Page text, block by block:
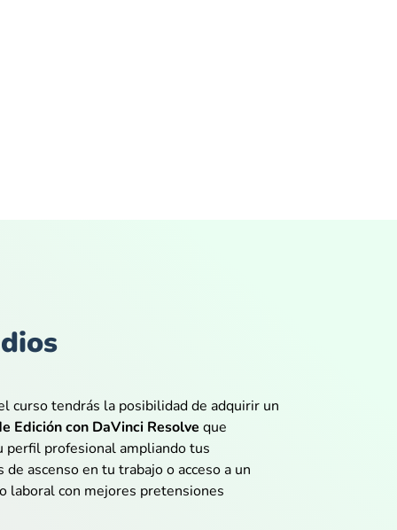
curso tendrás la posibilidad de adquirir un
Edición con DaVinci Resolve que
perfil profesional ampliando tus
de ascenso en tu trabajo o acceso a un
laboral con mejores pretensiones